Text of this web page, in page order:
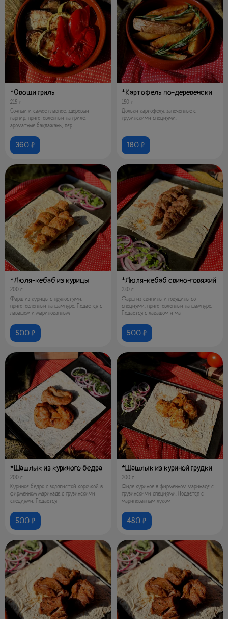
*Овощи гриль
215 г
Сочный и самое главное, здоровый
гарнир, приготовленный на гриле:
ароматные баклажаны, пер
360 ₽
*Картофель по-деревенски
150 г
Дольки картофеля, запеченные с
грузинскими специями.
180 ₽
*Люля-кебаб из курицы
200 г
Фарш из курицы с пряностями,
приготовленный на шампуре. Подается с
лавашом и маринованным
500 ₽
*Люля-кебаб свино-говяжий
230 г
Фарш из свинины и говядины со
специями, приготовленный на шампуре.
Подается с лавашом и ма
500 ₽
*Шашлык из куриного бедра
200 г
Куриное бедро с золотистой корочкой в
фирменном маринаде с грузинскими
специями. Подается
500 ₽
*Шашлык из куриной грудки
200 г
Филе куриное в фирменном маринаде с
грузинскими специями. Подается с
маринованным луком
480 ₽